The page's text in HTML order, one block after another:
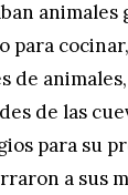
para
de
de las
para su
a sus